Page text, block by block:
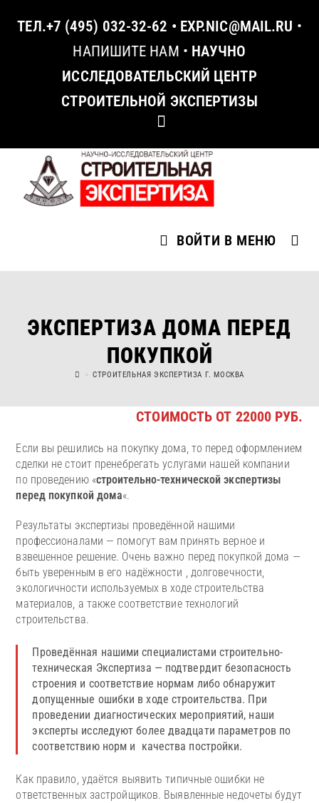
ТЕЛ.+7 (495) 032-32-62 • EXP.NIC@MAIL.RU •
НАПИШИТЕ НАМ • НАУЧНО
ИССЛЕДОВАТЕЛЬСКИЙ ЦЕНТР
СТРОИТЕЛЬНОЙ ЭКСПЕРТИЗЫ
ВОЙТИ В МЕНЮ
ЭКСПЕРТИЗА ДОМА ПЕРЕД
ПОКУПКОЙ
> СТРОИТЕЛЬНАЯ ЭКСПЕРТИЗА Г. МОСКВА
СТОИМОСТЬ ОТ 22000 РУБ.
Если вы решились на покупку дома, то перед оформлением
сделки не стоит пренебрегать услугами нашей компании
по проведению «строительно-технической экспертизы
перед покупкой дома«.
Результаты экспертизы проведённой нашими
профессионалами — помогут вам принять верное и
взвешенное решение. Очень важно перед покупкой дома —
быть уверенным в его надёжности , долговечности,
экологичности используемых в ходе строительства
материалов, а также соответствие технологий
строительства.
Проведённая нашими специалистами строительно-
техническая Экспертиза — подтвердит безопасность
строения и соответствие нормам либо обнаружит
допущенные ошибки в ходе строительства. При
проведении диагностических мероприятий, наши
эксперты исследуют более двадцати параметров по
соответствию норм и качества постройки.
Как правило, удаётся выявить типичные ошибки не
ответственных застройщиков. Выявленные недочеты будут